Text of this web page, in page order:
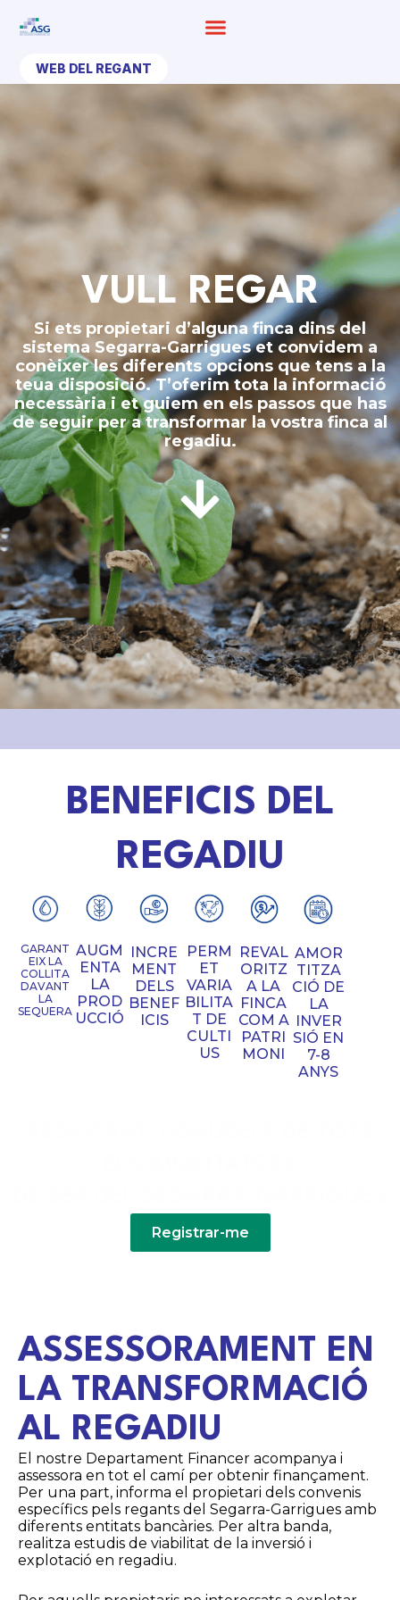
WEB DEL REGANT
VULL REGAR
Si ets propietari d’alguna finca dins del
sistema Segarra-Garrigues et convidem a
conèixer les diferents opcions que tens a la
teua disposició. T’oferim tota la informació
necessària i et guiem en els passos que has
de seguir per a transformar la vostra finca al
regadiu.
BENEFICIS DEL
REGADIU
GARANT
EIX LA
COLLITA
DAVANT
LA
SEQUERA
AUGM
ENTA
LA
PROD
UCCIÓ
INCRE
MENT
DELS
BENEF
ICIS
PERM
ET
VARIA
BILITA
T DE
CULTI
US
REVAL
ORITZ
A LA
FINCA
COM A
PATRI
MONI
AMOR
TITZA
CIÓ DE
LA
INVER
SIÓ EN
7-8
ANYS
Registrar-me
ASSESSORAMENT EN
LA TRANSFORMACIÓ
AL REGADIU
El nostre Departament Financer acompanya i
assessora en tot el camí per obtenir finançament.
Per una part, informa el propietari dels convenis
específics pels regants del Segarra-Garrigues amb
diferents entitats bancàries. Per altra banda,
realitza estudis de viabilitat de la inversió i
explotació en regadiu.